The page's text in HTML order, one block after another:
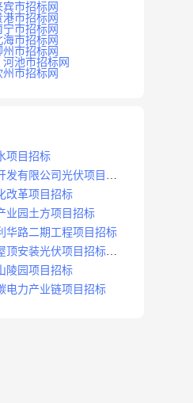
宾市招标网
港市招标网
宁市招标网
海市招标网
州市招标网
河池市招标网
州市招标网
项目招标
发有限公司光伏项目招
改革项目招标
业园土方项目招标
华路二期工程项目招标
顶安装光伏项目招标公
陵园项目招标
电力产业链项目招标